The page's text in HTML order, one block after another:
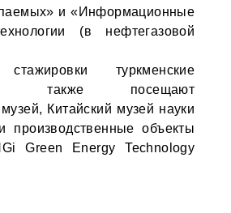
и «Информационные
(в нефтегазовой
туркменские
также посещают
Китайский музей науки
производственные объекты
Green Energy Technology